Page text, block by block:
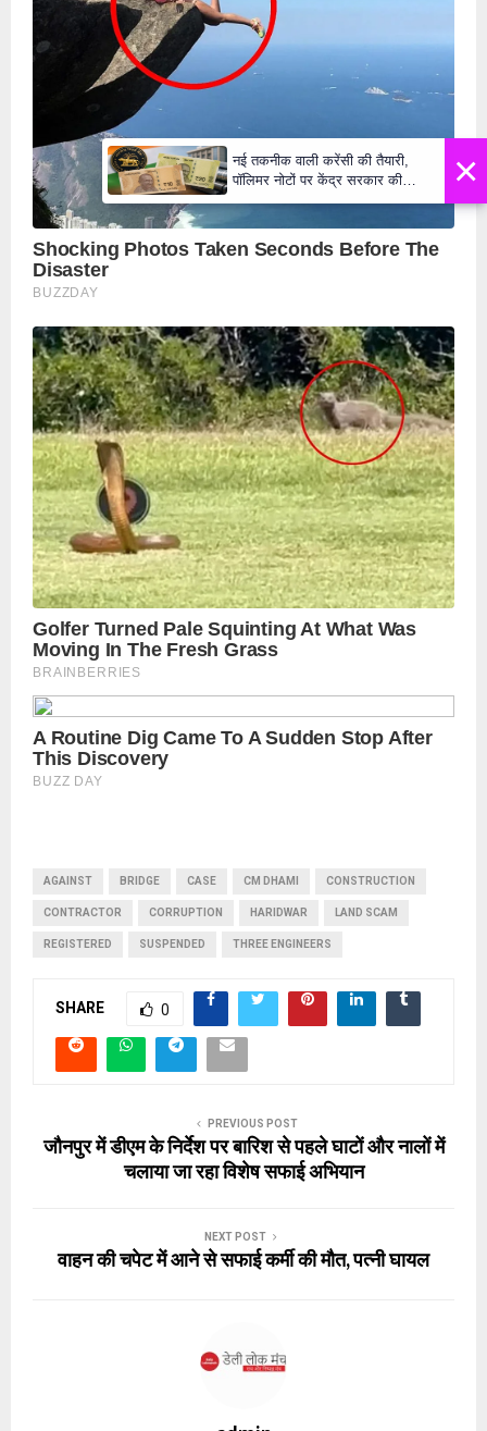
AGAINST BRIDGE CASE CM DHAMI CONSTRUCTION
CONTRACTOR CORRUPTION HARIDWAR LAND SCAM
REGISTERED SUSPENDED THREE ENGINEERS
SHARE 0
PREVIOUS POST
जौनपुर में डीएम के निर्देश पर बारिश से पहले घाटों और नालों में
चलाया जा रहा विशेष सफाई अभियान
NEXT POST
वाहन की चपेट में आने से सफाई कर्मी की मौत, पत्नी घायल
×
नई तकनीक वाली करेंसी की तैयारी,
पॉलिमर नोटों पर केंद्र सरकार की
Manch PM Modi U